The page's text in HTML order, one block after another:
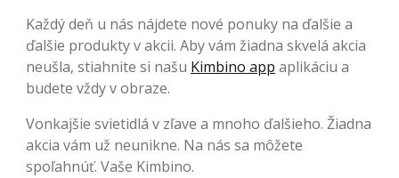
Každý deň u nás nájdete nové ponuky na ďalšie a
ďalšie produkty v akcii. Aby vám žiadna skvelá akcia
neušla, stiahnite si našu Kimbino app aplikáciu a
budete vždy v obraze.
Vonkajšie svietidlá v zľave a mnoho ďalšieho. Žiadna
akcia vám už neunikne. Na nás sa môžete
spoľahnúť. Vaše Kimbino.